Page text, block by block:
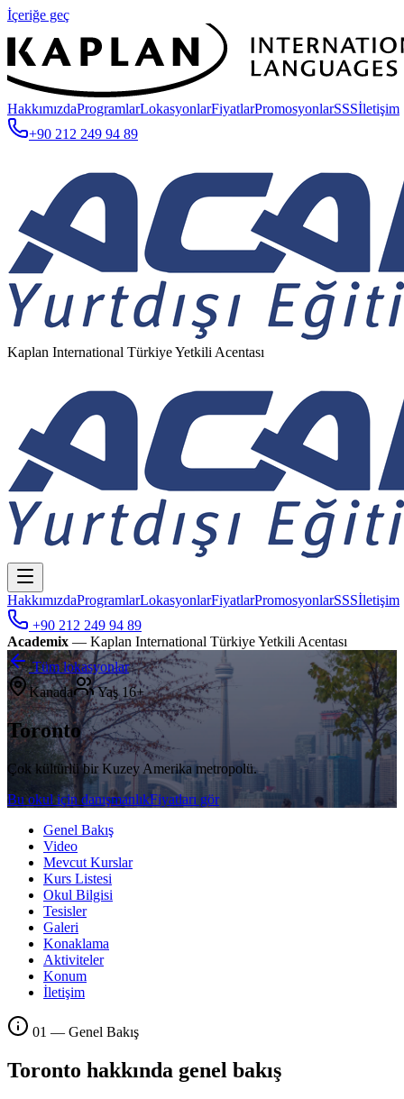
İçeriğe geç
HakkımızdaProgramlarLokasyonlarFiyatlarPromosyonlarSSSİletişim
+90 212 249 94 89
Kaplan International Türkiye Yetkili Acentası
HakkımızdaProgramlarLokasyonlarFiyatlarPromosyonlarSSSİletişim
+90 212 249 94 89
Academix — Kaplan International Türkiye Yetkili Acentası
Tüm lokasyonlar
Kanada
Yaş16+
Toronto
Çok kültürlü bir Kuzey Amerika metropolü.
Bu okul için danışmanlıkFiyatları gör
Genel Bakış
Video
Mevcut Kurslar
Kurs Listesi
Okul Bilgisi
Tesisler
Galeri
Konaklama
Aktiviteler
Konum
İletişim
01 — Genel Bakış
Toronto hakkında genel bakış